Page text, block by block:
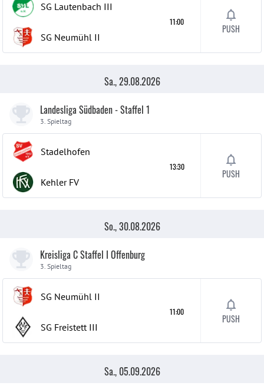
SG Lautenbach III
SG Neumühl II
11:00
PUSH
Sa., 29.08.2026
Landesliga Südbaden - Staffel 1
3. Spieltag
Stadelhofen
Kehler FV
13:30
PUSH
So., 30.08.2026
Kreisliga C Staffel I Offenburg
3. Spieltag
SG Neumühl II
SG Freistett III
11:00
PUSH
Sa., 05.09.2026